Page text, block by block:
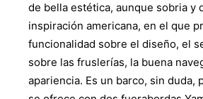
de bella estética, aunque sobria y
inspiración americana, en el que
funcionalidad sobre el diseño, el
sobre las fruslerías, la buena
apariencia. Es un barco, sin duda,